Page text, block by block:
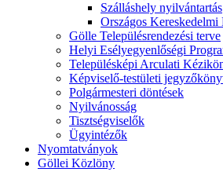
Szálláshely nyilvántartás
Országos
Gölle Településrendezési terve
Helyi Esélyegyenlőségi
Településképi Arculati
Képviselő-testületi
Polgármesteri döntések
Nyilvánosság
Tisztségviselők
Ügyintézők
Nyomtatványok
Göllei Közlöny